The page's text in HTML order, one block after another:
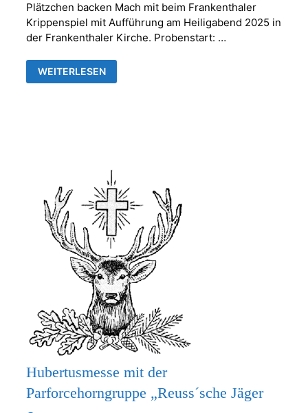
Plätzchen backen Mach mit beim Frankenthaler
Krippenspiel mit Aufführung am Heiligabend 2025 in
der Frankenthaler Kirche. Probenstart: …
WIR
SUCHEN
DICH
WEITERLESEN
Hubertusmesse mit der
Parforcehorngruppe „Reuss´sche Jäger